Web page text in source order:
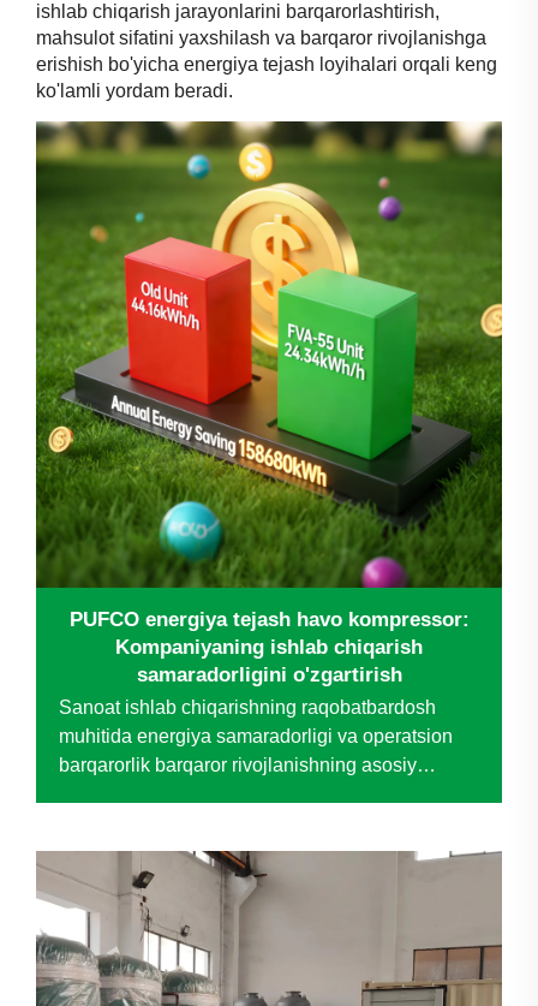
ishlab chiqarish jarayonlarini barqarorlashtirish,
mahsulot sifatini yaxshilash va barqaror rivojlanishga
erishish bo'yicha energiya tejash loyihalari orqali keng
ko'lamli yordam beradi.
PUFCO energiya tejash havo kompressor:
Kompaniyaning ishlab chiqarish
samaradorligini o'zgartirish
Sanoat ishlab chiqarishning raqobatbardosh
muhitida energiya samaradorligi va operatsion
barqarorlik barqaror rivojlanishning asosiy
eskirgan havosi bilan bog'liq qiyinchiliklarga
duch kelyapti...